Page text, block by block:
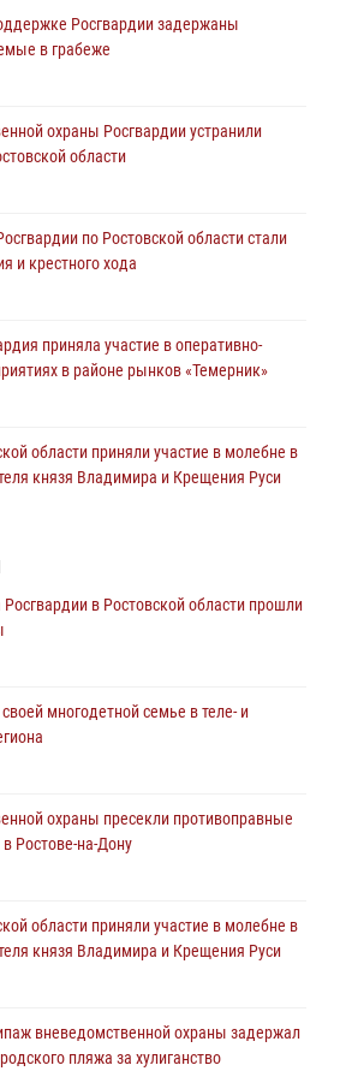
Росгвардии задержаны
в грабеже
охраны Росгвардии устранили
области
по Ростовской области стали
и крестного хода
приняла участие в оперативно-
в районе рынков «Темерник»
области приняли участие в молебне в
князя Владимира и Крещения Руси
в Ростовской области прошли
вневедомственной охраны задержал
охраны пресекли противоправные
мастерства взрывотехников прошел в
в Ростовской области прошли
многодетной семье в теле- и
охраны пресекли противоправные
Ростове-на-Дону
области приняли участие в молебне в
князя Владимира и Крещения Руси
вневедомственной охраны задержал
пляжа за хулиганство